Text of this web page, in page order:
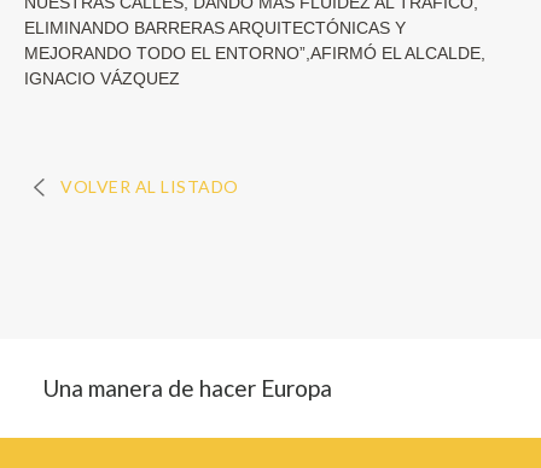
ELIMINANDO BARRERAS ARQUITECTÓNICAS Y
MEJORANDO TODO EL ENTORNO”,AFIRMÓ EL ALCALDE,
IGNACIO VÁZQUEZ
VOLVER AL LISTADO
Una manera de hacer Europa